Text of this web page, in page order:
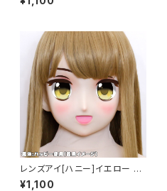
レンズアイ[ハニー]イエロー Le
ns eye [Honey] Yellow
¥1,100